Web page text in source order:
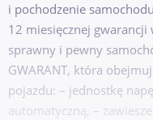
i pochodzenie
12 miesięcznej
sprawny i pewny
GWARANT, która
pojazdu: – jednostkę
automatyczną, –